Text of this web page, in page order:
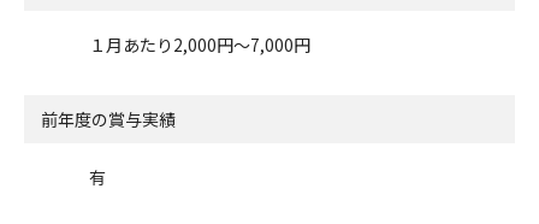
１月あたり2,000円～7,000円
前年度の賞与実績
有